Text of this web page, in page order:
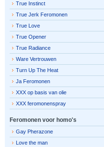
True Instinct
True Jerk Feromonen
True Love
True Opener
True Radiance
Ware Vertrouwen
Turn Up The Heat
Ja Feromonen
XXX op basis van olie
XXX feromonenspray
Feromonen voor homo's
Gay Pherazone
Love the man